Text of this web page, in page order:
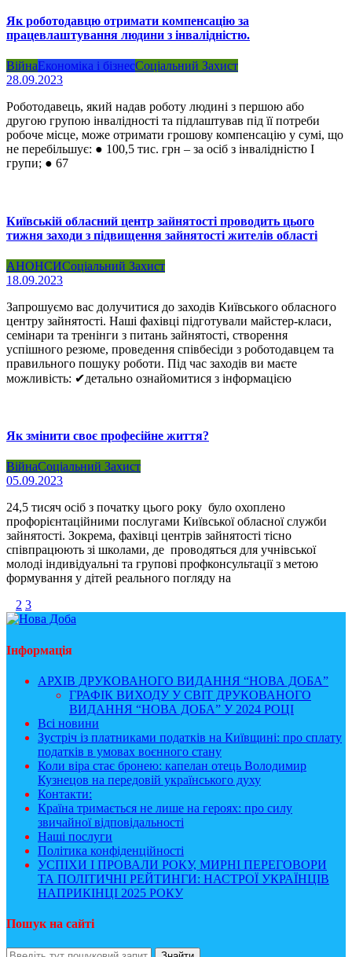
Як роботодавцю отримати компенсацію за
працевлаштування людини з інвалідністю.
ВійнаЕкономіка і бізнесСоціальний Захист
28.09.2023
Роботодавець, який надав роботу людині з першою або
другою групою інвалідності та підлаштував під її потреби
робоче місце, може отримати грошову компенсацію у сумі, що
не перебільшує: ● 100,5 тис. грн – за осіб з інвалідністю І
групи; ● 67
Київській обласний центр зайнятості проводить цього
тижня заходи з підвищення зайнятості жителів області
АНОНСИСоціальний Захист
18.09.2023
Запрошуємо вас долучитися до заходів Київського обласного
центру зайнятості. Наші фахівці підготували майстер-класи,
семінари та тренінги з питань зайнятості, створення
успішного резюме, проведення співбесіди з роботодавцем та
правильного пошуку роботи. Під час заходів ви маєте
можливість: ✔детально ознайомитися з інформацією
Як змінити своє професійне життя?
ВійнаСоціальний Захист
05.09.2023
24,5 тисяч осіб з початку цього року було охоплено
профорієнтаційними послугами Київської обласної служби
зайнятості. Зокрема, фахівці центрів зайнятості тісно
співпрацюють зі школами, де проводяться для учнівської
молоді індивідуальні та групові профконсультації з метою
формування у дітей реального погляду на
2 3
Інформація
АРХІВ ДРУКОВАНОГО ВИДАННЯ “НОВА ДОБА”
ГРАФІК ВИХОДУ У СВІТ ДРУКОВАНОГО
ВИДАННЯ “НОВА ДОБА” У 2024 РОЦІ
Всі новини
Зустріч із платниками податків на Київщині: про сплату
податків в умовах воєнного стану
Коли віра стає бронею: капелан отець Володимир
Кузнецов на передовій українського духу
Контакти:
Країна тримається не лише на героях: про силу
звичайної відповідальності
Наші послуги
Політика конфіденційності
УСПІХИ І ПРОВАЛИ РОКУ, МИРНІ ПЕРЕГОВОРИ
ТА ПОЛІТИЧНІ РЕЙТИНГИ: НАСТРОЇ УКРАЇНЦІВ
НАПРИКІНЦІ 2025 РОКУ
Пошук на сайті